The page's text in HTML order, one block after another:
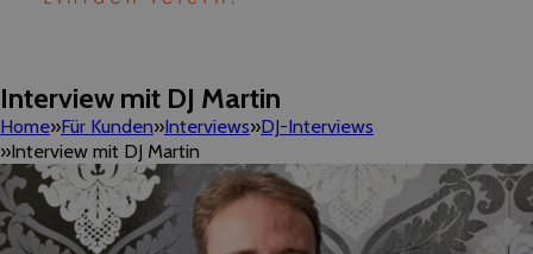
Interview mit DJ Martin
Home Für Kunden Interviews DJ-Interviews
Interview mit DJ Martin